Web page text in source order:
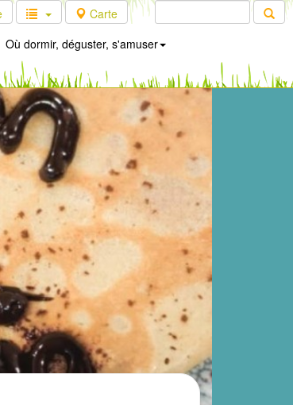
Carte
Où dormir, déguster, s'amuser